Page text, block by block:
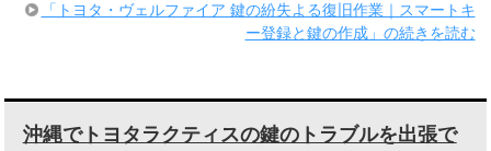
「トヨタ・ヴェルファイア 鍵の紛失よる復旧作業｜スマートキ
ー登録と鍵の作成」の続きを読む
沖縄でトヨタラクティスの鍵のトラブルを出張で